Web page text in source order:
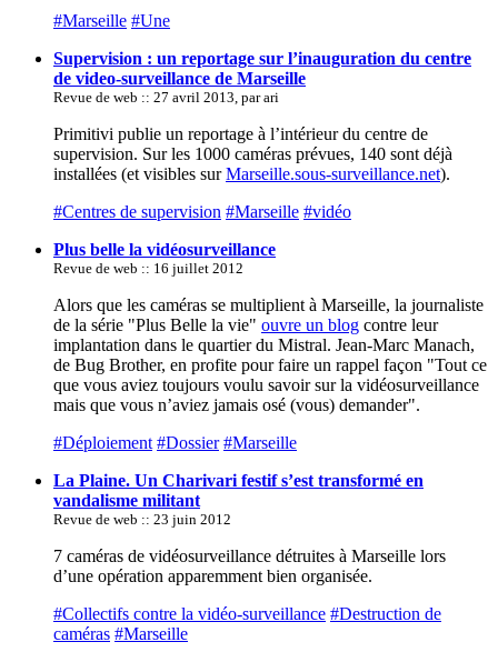
#Marseille #Une
Supervision : un reportage sur l’inauguration du centre
de video-surveillance de Marseille
Revue de web :: 27 avril 2013, par ari
Primitivi publie un reportage à l’intérieur du centre de
supervision. Sur les 1000 caméras prévues, 140 sont déjà
installées (et visibles surMarseille.sous-surveillance.net).
#Centres de supervision #Marseille #vidéo
Plus belle la vidéosurveillance
Revue de web :: 16 juillet 2012
Alors que les caméras se multiplient à Marseille, la journaliste
de la série "Plus Belle la vie" ouvre un blog contre leur
implantation dans le quartier du Mistral. Jean-Marc Manach,
de Bug Brother, en profite pour faire un rappel façon "Tout ce
que vous aviez toujours voulu savoir sur la vidéosurveillance
mais que vous n’aviez jamais osé (vous) demander".
#Déploiement #Dossier #Marseille
La Plaine. Un Charivari festif s’est transformé en
vandalisme militant
Revue de web :: 23 juin 2012
7 caméras de vidéosurveillance détruites à Marseille lors
d’une opération apparemment bien organisée.
#Collectifs contre la vidéo-surveillance #Destruction de
caméras #Marseille